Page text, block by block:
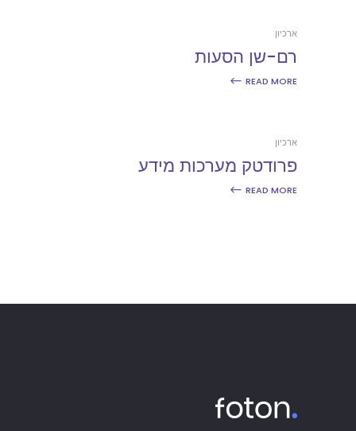
ארכיון
רם-שן הסעות
READ MORE
ארכיון
פרודטק מערכות מידע
READ MORE